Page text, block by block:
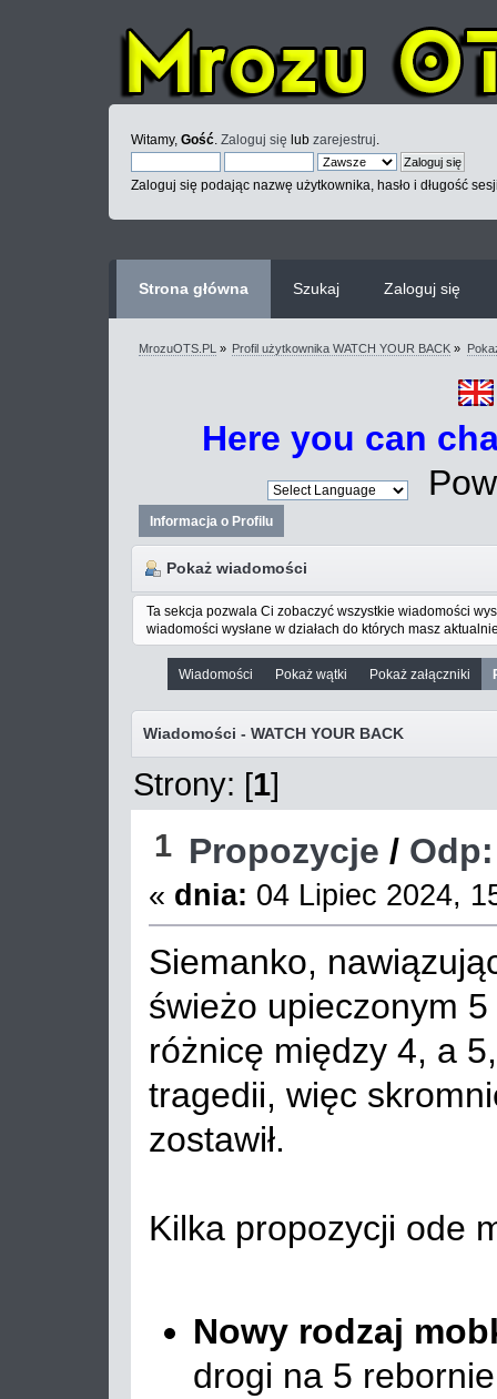
Witamy, Gość Zaloguj się lub zarejestruj
Zaloguj się podając nazwę użytkownika, hasło i długość
Strona główna Szukaj Zaloguj się
MrozuOTS.PL » Profil użytkownika WATCH YOUR BACK »
Here you can
Informacja o Profilu
Pokaż wiadomości
Ta sekcja pozwala Ci zobaczyć wszystkie wiadomości
wiadomości wysłane w działach do których masz
Wiadomości Pokaż wątki Pokaż załączniki
Wiadomości - WATCH YOUR BACK
Strony: [1]
1 Propozycje /
« dnia: 04 Lipiec 2024,
Siemanko,
świeżo upieczonym
różnicę między 4, a
tragedii, więc
zostawił.
Kilka propozycji ode
Nowy rodzaj
drogi na 5